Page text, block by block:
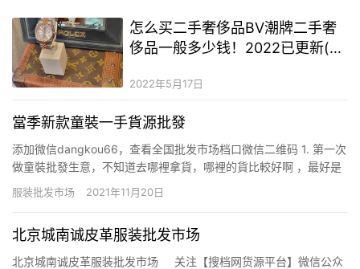
怎么买二手奢侈品BV潮牌二手奢
侈品一般多少钱！2022已更新(今
2022年5月17日
當季新款童裝一手貨源批發
添加微信dangkou66，查看全国批发市场档口微信二维码 1. 第一次
做童裝批發生意，不知道去哪裡拿貨，哪裡的貨比較好啊 ，最好是
一手貨源 我河南新鄉的，帶著不到一歲的孩子，想做服裝生意，苦
和累不怕，想進貨去哪裡 2. 童裝一手貨源怎麼找，可以一件代發嗎
服装批发市场 2021年11月20日
北京城南诚皮革服装批发市场
北京城南诚皮革服装批发市场 关注【搜档网货源平台】微信公众